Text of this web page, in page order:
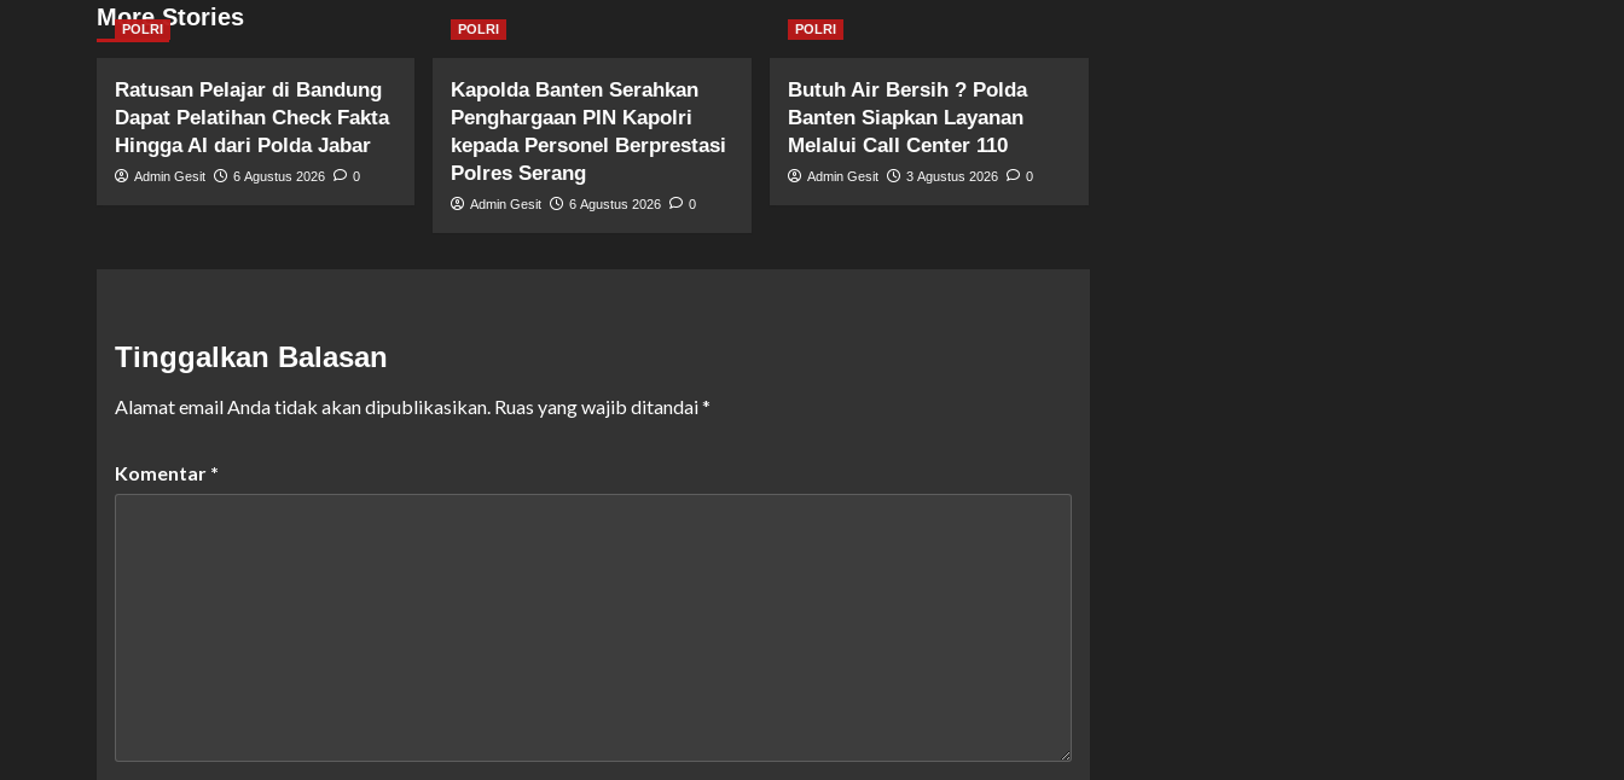
More Stories
POLRI
Ratusan Pelajar di Bandung
Dapat Pelatihan Check Fakta
Hingga AI dari Polda Jabar
Admin Gesit 6 Agustus 2026 0
POLRI
Kapolda Banten Serahkan
Penghargaan PIN Kapolri
kepada Personel Berprestasi
Polres Serang
Admin Gesit 6 Agustus 2026 0
POLRI
Butuh Air Bersih ? Polda
Banten Siapkan Layanan
Melalui Call Center 110
Admin Gesit 3 Agustus 2026 0
Tinggalkan Balasan
Alamat email Anda tidak akan dipublikasikan. Ruas yang wajib ditandai*
Komentar *